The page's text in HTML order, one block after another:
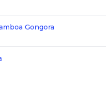
Gongora